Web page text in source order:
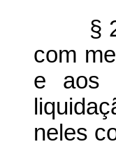
§
com
e aos
neles